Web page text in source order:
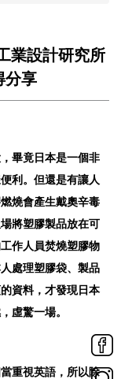
業設計研究所
分享
畢竟日本是一個非
利。但還是有讓人
燒會產生戴奧辛毒
將塑膠製品放在可
作人員焚燒塑膠物
處理塑膠袋、製品
資料，才發現日本
虛驚一場。
重視英語，所以除